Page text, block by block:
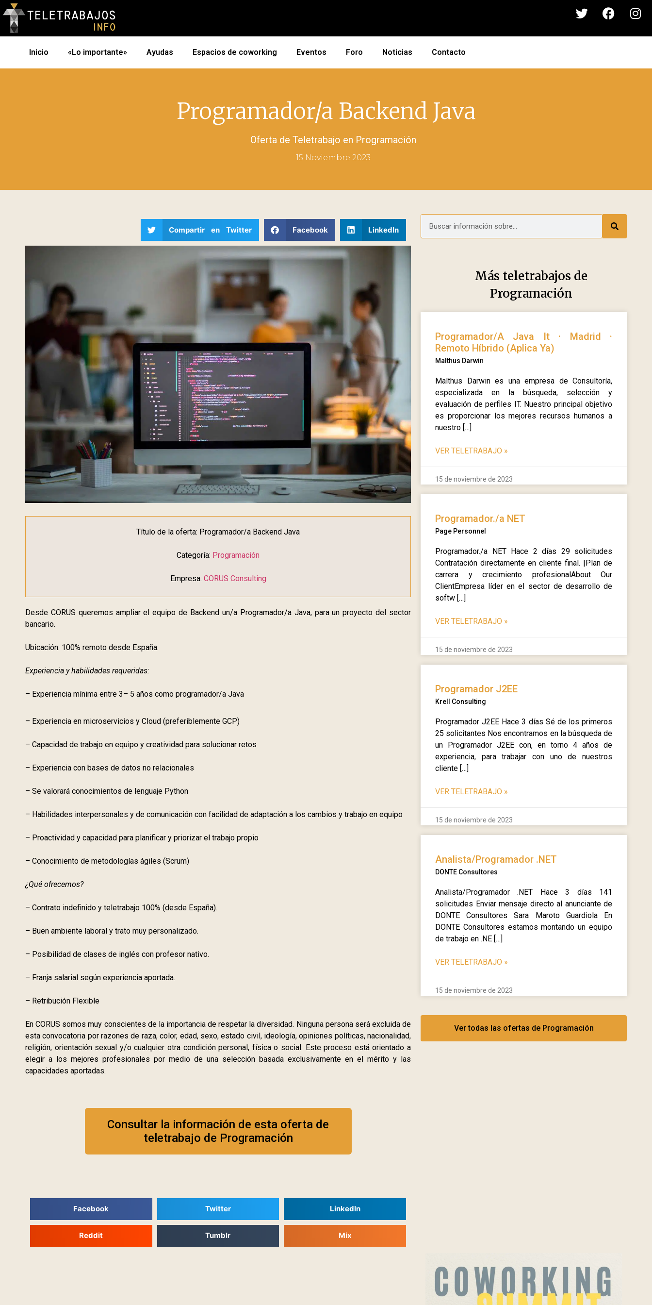
Inicio «Lo importante» Ayudas Espacios de coworking Eventos Foro Noticias Contacto
Programador/a Backend Java
Oferta de Teletrabajo en Programación
15 Noviembre 2023
Compartir en Twitter Facebook LinkedIn
Título de la oferta: Programador/a Backend Java
Categoría: Programación
Empresa: CORUS Consulting
Desde CORUS queremos ampliar el equipo de Backend un/a Programador/a Java, para un proyecto del sector
bancario.
Ubicación: 100% remoto desde España.
Experiencia y habilidades requeridas:
– Experiencia mínima entre 3– 5 años como programador/a Java
– Experiencia en microservicios y Cloud (preferiblemente GCP)
– Capacidad de trabajo en equipo y creatividad para solucionar retos
– Experiencia con bases de datos no relacionales
– Se valorará conocimientos de lenguaje Python
– Habilidades interpersonales y de comunicación con facilidad de adaptación a los cambios y trabajo en equipo
– Proactividad y capacidad para planificar y priorizar el trabajo propio
– Conocimiento de metodologías ágiles (Scrum)
¿Qué ofrecemos?
– Contrato indefinido y teletrabajo 100% (desde España).
– Buen ambiente laboral y trato muy personalizado.
– Posibilidad de clases de inglés con profesor nativo.
– Franja salarial según experiencia aportada.
– Retribución Flexible
En CORUS somos muy conscientes de la importancia de respetar la diversidad. Ninguna persona será excluida de
esta convocatoria por razones de raza, color, edad, sexo, estado civil, ideología, opiniones políticas, nacionalidad,
religión, orientación sexual y/o cualquier otra condición personal, física o social. Este proceso está orientado a
elegir a los mejores profesionales por medio de una selección basada exclusivamente en el mérito y las
capacidades aportadas.
Consultar la información de esta oferta de
teletrabajo de Programación
Facebook Twitter LinkedIn
Reddit Tumblr Mix
Más teletrabajos de
Programación
Programador/A Java It · Madrid ·
Remoto Híbrido (Aplica Ya)
Malthus Darwin
Malthus Darwin es una empresa de Consultoría,
especializada en la búsqueda, selección y
evaluación de perfiles IT. Nuestro principal objetivo
es proporcionar los mejores recursos humanos a
nuestro […]
VER TELETRABAJO »
15 de noviembre de 2023
Programador./a NET
Page Personnel
Programador./a NET Hace 2 días 29 solicitudes
Contratación directamente en cliente final. |Plan de
carrera y crecimiento profesionalAbout Our
ClientEmpresa líder en el sector de desarrollo de
softw […]
VER TELETRABAJO »
15 de noviembre de 2023
Programador J2EE
Krell Consulting
Programador J2EE Hace 3 días Sé de los primeros
25 solicitantes Nos encontramos en la búsqueda de
un Programador J2EE con, en torno 4 años de
experiencia, para trabajar con uno de nuestros
cliente […]
VER TELETRABAJO »
15 de noviembre de 2023
Analista/Programador .NET
DONTE Consultores
Analista/Programador .NET Hace 3 días 141
solicitudes Enviar mensaje directo al anunciante de
DONTE Consultores Sara Maroto Guardiola En
DONTE Consultores estamos montando un equipo
de trabajo en .NE […]
VER TELETRABAJO »
15 de noviembre de 2023
Ver todas las ofertas de Programación